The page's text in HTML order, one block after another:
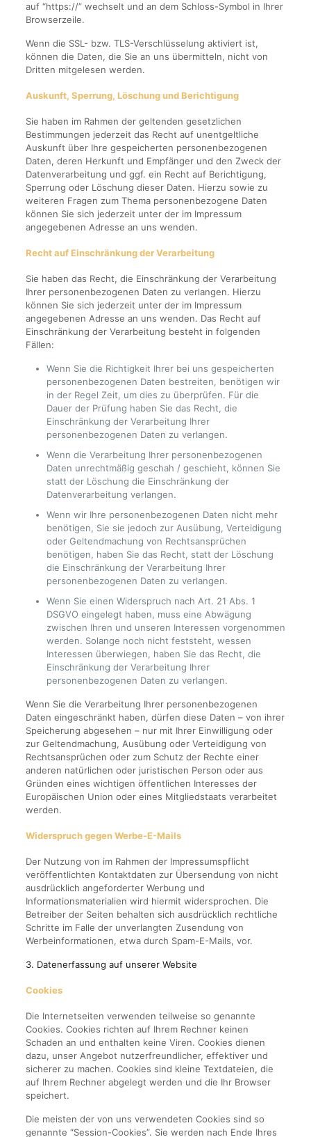
auf “https://” wechselt und an dem Schloss-Symbol in Ihrer
Browserzeile.
Wenn die SSL- bzw. TLS-Verschlüsselung aktiviert ist,
können die Daten, die Sie an uns übermitteln, nicht von
Dritten mitgelesen werden.
Auskunft, Sperrung, Löschung und Berichtigung
Sie haben im Rahmen der geltenden gesetzlichen
Bestimmungen jederzeit das Recht auf unentgeltliche
Auskunft über Ihre gespeicherten personenbezogenen
Daten, deren Herkunft und Empfänger und den Zweck der
Datenverarbeitung und ggf. ein Recht auf Berichtigung,
Sperrung oder Löschung dieser Daten. Hierzu sowie zu
weiteren Fragen zum Thema personenbezogene Daten
können Sie sich jederzeit unter der im Impressum
angegebenen Adresse an uns wenden.
Recht auf Einschränkung der Verarbeitung
Sie haben das Recht, die Einschränkung der Verarbeitung
Ihrer personenbezogenen Daten zu verlangen. Hierzu
können Sie sich jederzeit unter der im Impressum
angegebenen Adresse an uns wenden. Das Recht auf
Einschränkung der Verarbeitung besteht in folgenden
Fällen:
Wenn Sie die Richtigkeit Ihrer bei uns gespeicherten
personenbezogenen Daten bestreiten, benötigen wir
in der Regel Zeit, um dies zu überprüfen. Für die
Dauer der Prüfung haben Sie das Recht, die
Einschränkung der Verarbeitung Ihrer
personenbezogenen Daten zu verlangen.
Wenn die Verarbeitung Ihrer personenbezogenen
Daten unrechtmäßig geschah / geschieht, können Sie
statt der Löschung die Einschränkung der
Datenverarbeitung verlangen.
Wenn wir Ihre personenbezogenen Daten nicht mehr
benötigen, Sie sie jedoch zur Ausübung, Verteidigung
oder Geltendmachung von Rechtsansprüchen
benötigen, haben Sie das Recht, statt der Löschung
die Einschränkung der Verarbeitung Ihrer
personenbezogenen Daten zu verlangen.
Wenn Sie einen Widerspruch nach Art. 21 Abs. 1
DSGVO eingelegt haben, muss eine Abwägung
zwischen Ihren und unseren Interessen vorgenommen
werden. Solange noch nicht feststeht, wessen
Interessen überwiegen, haben Sie das Recht, die
Einschränkung der Verarbeitung Ihrer
personenbezogenen Daten zu verlangen.
Wenn Sie die Verarbeitung Ihrer personenbezogenen
Daten eingeschränkt haben, dürfen diese Daten – von ihrer
Speicherung abgesehen – nur mit Ihrer Einwilligung oder
zur Geltendmachung, Ausübung oder Verteidigung von
Rechtsansprüchen oder zum Schutz der Rechte einer
anderen natürlichen oder juristischen Person oder aus
Gründen eines wichtigen öffentlichen Interesses der
Europäischen Union oder eines Mitgliedstaats verarbeitet
werden.
Widerspruch gegen Werbe-E-Mails
Der Nutzung von im Rahmen der Impressumspflicht
veröffentlichten Kontaktdaten zur Übersendung von nicht
ausdrücklich angeforderter Werbung und
Informationsmaterialien wird hiermit widersprochen. Die
Betreiber der Seiten behalten sich ausdrücklich rechtliche
Schritte im Falle der unverlangten Zusendung von
Werbeinformationen, etwa durch Spam-E-Mails, vor.
3. Datenerfassung auf unserer Website
Cookies
Die Internetseiten verwenden teilweise so genannte
Cookies. Cookies richten auf Ihrem Rechner keinen
Schaden an und enthalten keine Viren. Cookies dienen
dazu, unser Angebot nutzerfreundlicher, effektiver und
sicherer zu machen. Cookies sind kleine Textdateien, die
auf Ihrem Rechner abgelegt werden und die Ihr Browser
speichert.
Die meisten der von uns verwendeten Cookies sind so
genannte “Session-Cookies”. Sie werden nach Ende Ihres